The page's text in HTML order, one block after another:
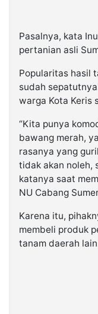
Pasalnya, kata
pertanian asli
Popularitas hasil
sudah
warga Kota Keris
“Kita punya
bawang merah,
rasanya yang
tidak akan noleh,
katanya saat
NU Cabang
Karena itu,
membeli produk
tanam daerah